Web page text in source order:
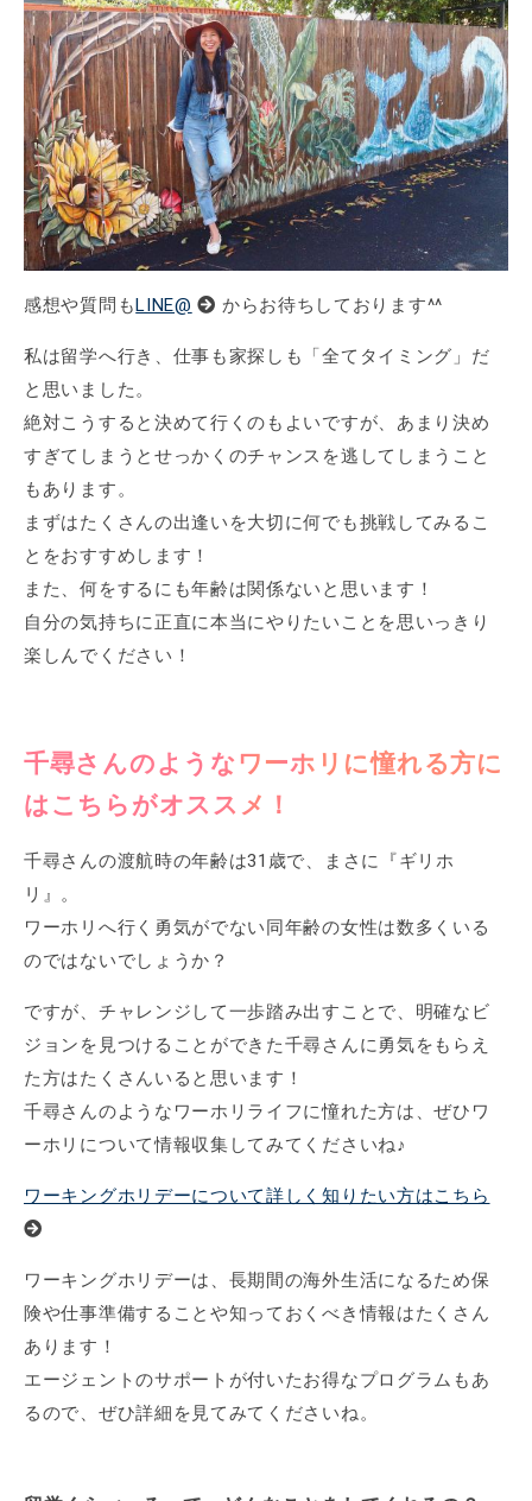
感想や質問もLINE@ からお待ちしております^^
私は留学へ行き、仕事も家探しも「全てタイミング」だ
と思いました。
絶対こうすると決めて行くのもよいですが、あまり決め
すぎてしまうとせっかくのチャンスを逃してしまうこと
もあります。
まずはたくさんの出逢いを大切に何でも挑戦してみるこ
とをおすすめします！
また、何をするにも年齢は関係ないと思います！
自分の気持ちに正直に本当にやりたいことを思いっきり
楽しんでください！
千尋さんのようなワーホリに憧れる方に
はこちらがオススメ！
千尋さんの渡航時の年齢は31歳で、まさに『ギリホ
リ』。
ワーホリへ行く勇気がでない同年齢の女性は数多くいる
のではないでしょうか？
ですが、チャレンジして一歩踏み出すことで、明確なビ
ジョンを見つけることができた千尋さんに勇気をもらえ
た方はたくさんいると思います！
千尋さんのようなワーホリライフに憧れた方は、ぜひワ
ーホリについて情報収集してみてくださいね♪
ワーキングホリデーについて詳しく知りたい方はこちら
ワーキングホリデーは、長期間の海外生活になるため保
険や仕事準備することや知っておくべき情報はたくさん
あります！
エージェントのサポートが付いたお得なプログラムもあ
るので、ぜひ詳細を見てみてくださいね。